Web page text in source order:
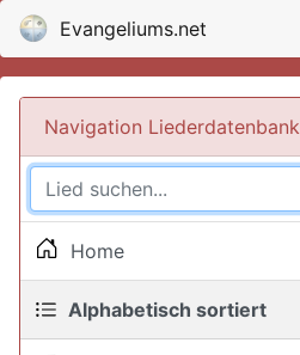
Evangeliums.net
Navigation Liederdatenbank
Home
Alphabetisch sortiert